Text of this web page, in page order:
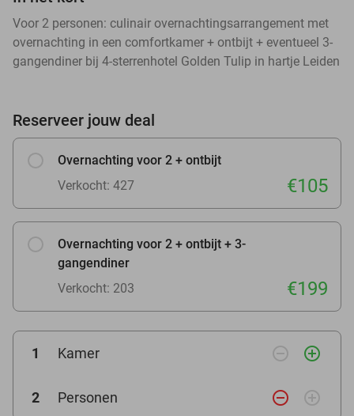
Voor 2 personen: culinair overnachtingsarrangement met
overnachting in een comfortkamer + ontbijt + eventueel 3-
gangendiner bij 4-sterrenhotel Golden Tulip in hartje Leiden
Reserveer jouw deal
Overnachting voor 2 + ontbijt
Verkocht: 427
€105
Overnachting voor 2 + ontbijt + 3-
gangendiner
Verkocht: 203
€199
1 Kamer remove_circle_outline add_circle_outline
2 Personen remove_circle_outline add_circle_outline